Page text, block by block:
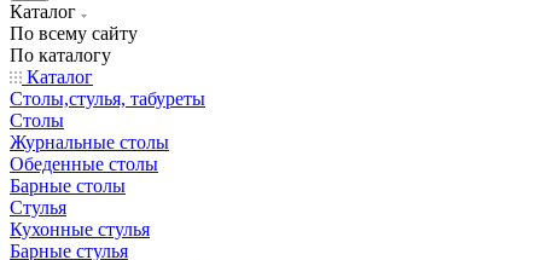
Каталог
По всему сайту
По каталогу
Каталог
Столы,стулья, табуреты
Столы
Журнальные столы
Обеденные столы
Барные столы
Стулья
Кухонные стулья
Барные стулья